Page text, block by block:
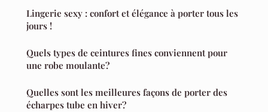
Lingerie sexy : confort et élégance à porter tous les
jours !
Quels types de ceintures fines conviennent pour
une robe moulante?
Quelles sont les meilleures façons de porter des
écharpes tube en hiver?